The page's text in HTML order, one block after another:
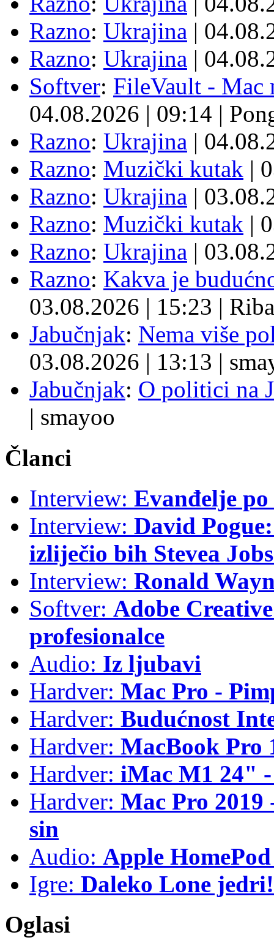
Razno: Ukrajina |
Razno: Ukrajina |
Softver: FileVault - Mac
04.08.2026 | 09:14 |
Razno: Ukrajina |
Razno: Muzički kutak |
Razno: Ukrajina |
Razno: Muzički kutak |
Razno: Ukrajina |
Razno: Kakva je
03.08.2026 | 15:23 | Riba
Jabučnjak: Nema više
03.08.2026 | 13:13 |
Jabučnjak: O politici na
| smayoo
Članci
Interview: Evanđelje
Interview: David
izliječio bih Stevea
Interview: Ronald
Softver: Adobe
profesionalce
Audio: Iz ljubavi
Hardver: Mac Pro -
Hardver: Budućnost
Hardver: MacBook Pro
Hardver: iMac M1 24"
Hardver: Mac Pro
sin
Audio: Apple
Igre: Daleko Lone jedri!
Oglasi